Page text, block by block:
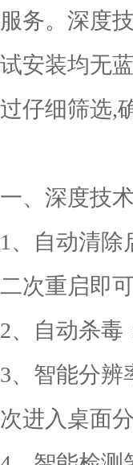
服务。深度
试安装均无
过仔细筛选,
一、深度技
1、自动清除
二次重启即可
2、自动杀毒
3、智能分辨
次进入桌面